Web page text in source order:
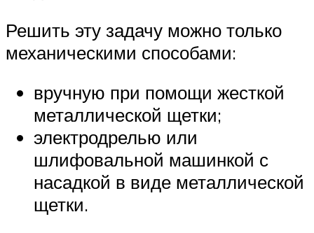
Решить эту задачу можно только
механическими способами:
вручную при помощи жесткой
металлической щетки;
электродрелью или
шлифовальной машинкой с
насадкой в виде металлической
щетки.